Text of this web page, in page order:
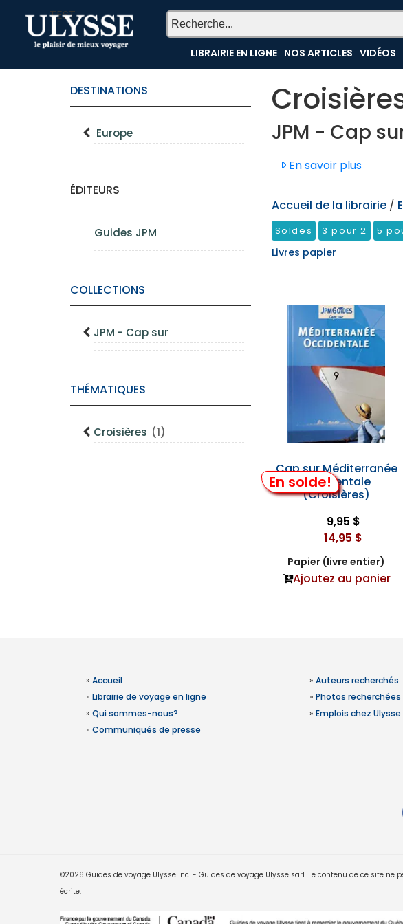
TEST
LIBRAIRIE EN LIGNE NOS ARTICLES VIDÉOS
DESTINATIONS
Europe
ÉDITEURS
Guides JPM
COLLECTIONS
JPM - Cap sur
THÉMATIQUES
Croisières (1)
JPM - Cap
En savoir plus
Accueil de la librairie /
Soldes 3 pour 2 5
Livres papier
En solde!
Cap sur Méditerranée
Occidentale
(Croisières)
9,95 $
14,95 $
Papier (livre entier)
Ajoutez au panier
» Accueil
» Librairie de voyage en ligne
» Qui sommes-nous?
» Communiqués de presse
» Auteurs recherchés
» Photos recherchées
» Emplois chez Ulysse
©2026 Guides de voyage Ulysse inc. - Guides de voyage Ulysse sarl. Le contenu de ce site
écrite.